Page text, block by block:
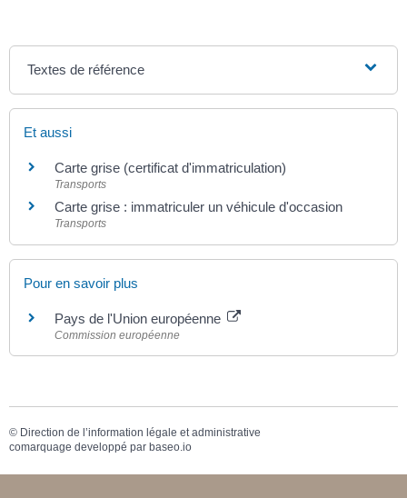
Textes de référence
Et aussi
Carte grise (certificat d'immatriculation)
Transports
Carte grise : immatriculer un véhicule d'occasion
Transports
Pour en savoir plus
Pays de l'Union européenne
Commission européenne
© Direction de l’information légale et administrative
comarquage developpé par baseo.io